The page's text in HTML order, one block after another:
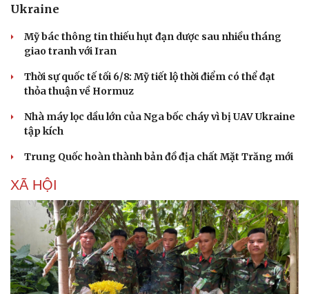
Ukraine
Mỹ bác thông tin thiếu hụt đạn dược sau nhiều tháng
giao tranh với Iran
Thời sự quốc tế tối 6/8: Mỹ tiết lộ thời điểm có thể đạt
thỏa thuận về Hormuz
Nhà máy lọc dầu lớn của Nga bốc cháy vì bị UAV Ukraine
tập kích
Trung Quốc hoàn thành bản đồ địa chất Mặt Trăng mới
XÃ HỘI